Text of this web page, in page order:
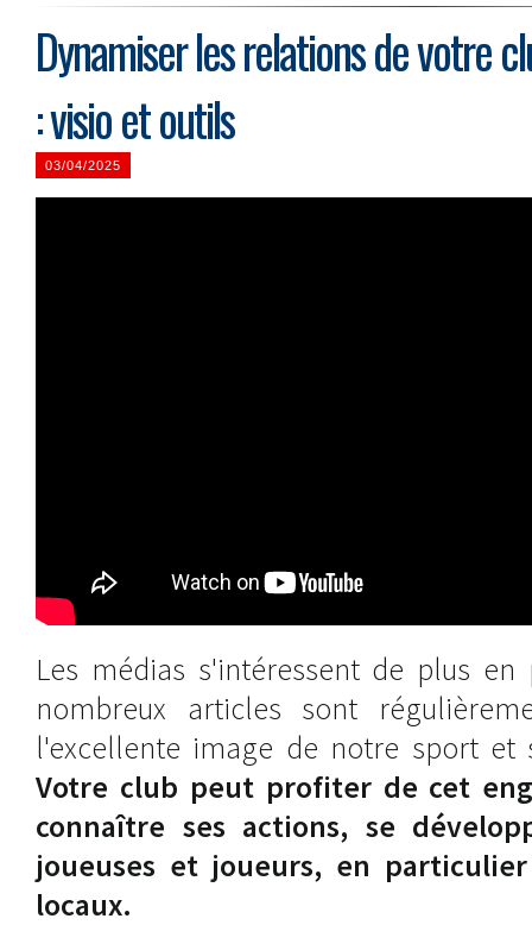
Dynamiser les relations de votre
: visio et outils
03/04/2025
Les médias s'intéressent de plus en
nombreux articles sont
l'excellente image de notre sport et
Votre club peut profiter de cet
connaître ses actions, se
joueuses et joueurs, en
locaux.